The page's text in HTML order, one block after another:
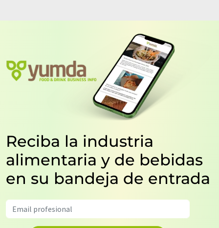
Reciba la industria
alimentaria y de bebidas
en su bandeja de entrada